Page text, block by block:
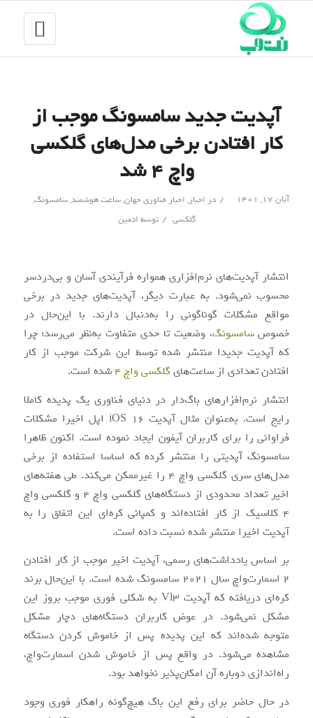
آپدیت جدید سامسونگ موجب از
کار افتادن برخی مدل‌های گلکسی
واچ ۴ شد
آبان ۱۷, ۱۴۰۱ / در اخبار, اخبار فناوری جهان,ساعت هوشمند,سامسونگ,
گلکسی / توسط ادمین
انتشار آپدیت‌های نرم‌افزاری همواره فرآیندی آسان و بی‌دردسر
محسوب نمی‌شود. به عبارت دیگر، آپدیت‌های جدید در برخی
مواقع مشکلات گوناگونی را به‌دنبال دارند. با این‌حال در
خصوصسامسونگ، وضعیت تا حدی متفاوت به‌نظر می‌رسد؛ چرا
که آپدیت جدیدا منتشر شده توسط این شرکت موجب از کار
افتادن تعدادی از ساعت‌های گلکسی واچ 4
شده است.
انتشار نرم‌افزارهای باگ‌دار در دنیای فناوری یک پدیده کاملا
رایج است. به‌عنوان مثال آپدیت iOS 16 اپل اخیرا مشکلات
فراوانی را برای کاربران آیفون ایجاد نموده است. اکنون ظاهرا
سامسونگ آپدیتی را منتشر کرده که اساسا استفاده از برخی
مدل‌های سری گلکسی واچ 4 را غیرممکن می‌کند. طی هفته‌های
اخیر تعداد محدودی از دستگاه‌های گلکسی واچ 4 و گلکسی واچ
4 کلاسیک از کار افتاده‌اند و کمپانی کره‌ای این اتفاق را به
آپدیت اخیرا منتشر شده نسبت داده است.
بر اساس یادداشت‌های رسمی، آپدیت اخیر موجب از کار افتادن
2 اسمارت‌واچ سال 2021 سامسونگ شده است. با این‌حال برند
کره‌ای دریافته که آپدیت Vl3 به شکلی فوری موجب بروز این
مشکل نمی‌شود. در عوض کاربران دستگاه‌های دچار مشکل
متوجه شده‌اند که این پدیده پس از خاموش کردن دستگاه
مشاهده می‌شود. در واقع پس از خاموش شدن اسمارت‌واچ،
راه‌اندازی دوباره آن امکان‌پذیر نخواهد بود.
در حال حاضر برای رفع این باگ هیچ‌گونه راهکار فوری وجود